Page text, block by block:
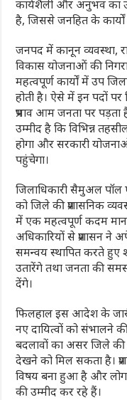
कार्यशैली और अनुभव का
है, जिससे जनहित के कार्यों
जनपद में कानून व्यवस्था,
विकास योजनाओं की
महत्वपूर्ण कार्यों में उप
होती है। ऐसे में इन पदों पर
प्रभाव आम जनता पर पड़ता
उम्मीद है कि विभिन्न
होगा और सरकारी
पहुंचेगा।
जिलाधिकारी सैमुअल पॉल
को जिले की प्रशासनिक
में एक महत्वपूर्ण कदम
अधिकारियों से प्रशासन ने
समन्वय स्थापित करते हुए
उतारेंगे तथा जनता की
देंगे।
फिलहाल इस आदेश के
नए दायित्वों को संभालने
बदलावों का असर जिले की
देखने को मिल सकता है।
विषय बना हुआ है और लोग
की उम्मीद कर रहे हैं।